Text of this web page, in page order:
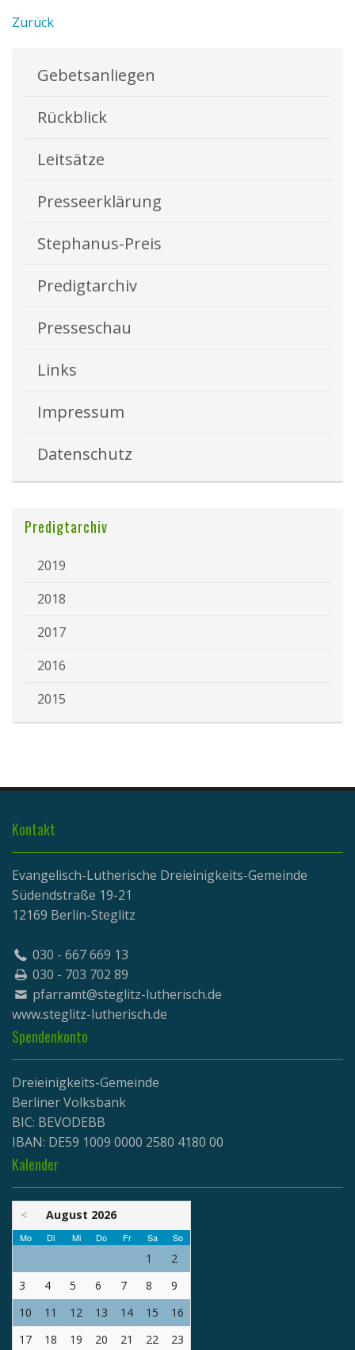
Zurück
Gebetsanliegen
Rückblick
Leitsätze
Presseerklärung
Stephanus-Preis
Predigtarchiv
Presseschau
Links
Impressum
Datenschutz
Predigtarchiv
2019
2018
2017
2016
2015
Kontakt
Evangelisch-Lutherische Dreieinigkeits-Gemeinde
Südendstraße 19-21
12169 Berlin-Steglitz
030 - 667 669 13
030 - 703 702 89
pfarramt@steglitz-lutherisch.de
www.steglitz-lutherisch.de
Spendenkonto
Dreieinigkeits-Gemeinde
Berliner Volksbank
BIC: BEVODEBB
IBAN: DE59 1009 0000 2580 4180 00
Kalender
< August 2026
Mo Di Mi Do Fr Sa So
1
2
3
4 5 6 7 8
9
10
11 12 13 14 15
16
17
18 19 20 21 22 23